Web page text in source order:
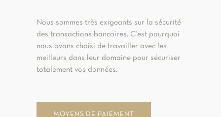
Nous sommes très exigeants sur la sécurité
des transactions bancaires. C'est pourquoi
nous avons choisi de travailler avec les
meilleurs dans leur domaine pour sécuriser
totalement vos données.
MOYENS DE PAIEMENT